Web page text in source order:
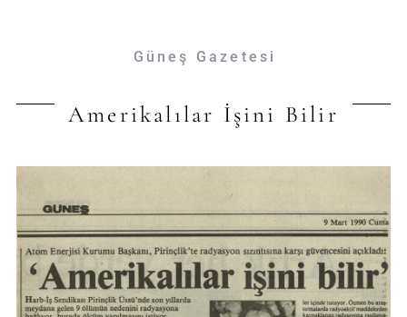
Güneş Gazetesi
Amerikalılar İşini Bilir